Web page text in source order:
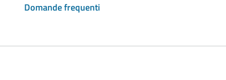
Domande frequenti